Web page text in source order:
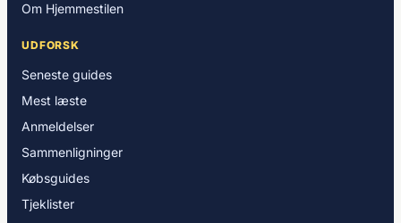
Om Hjemmestilen
UDFORSK
Seneste guides
Mest læste
Anmeldelser
Sammenligninger
Købsguides
Tjeklister